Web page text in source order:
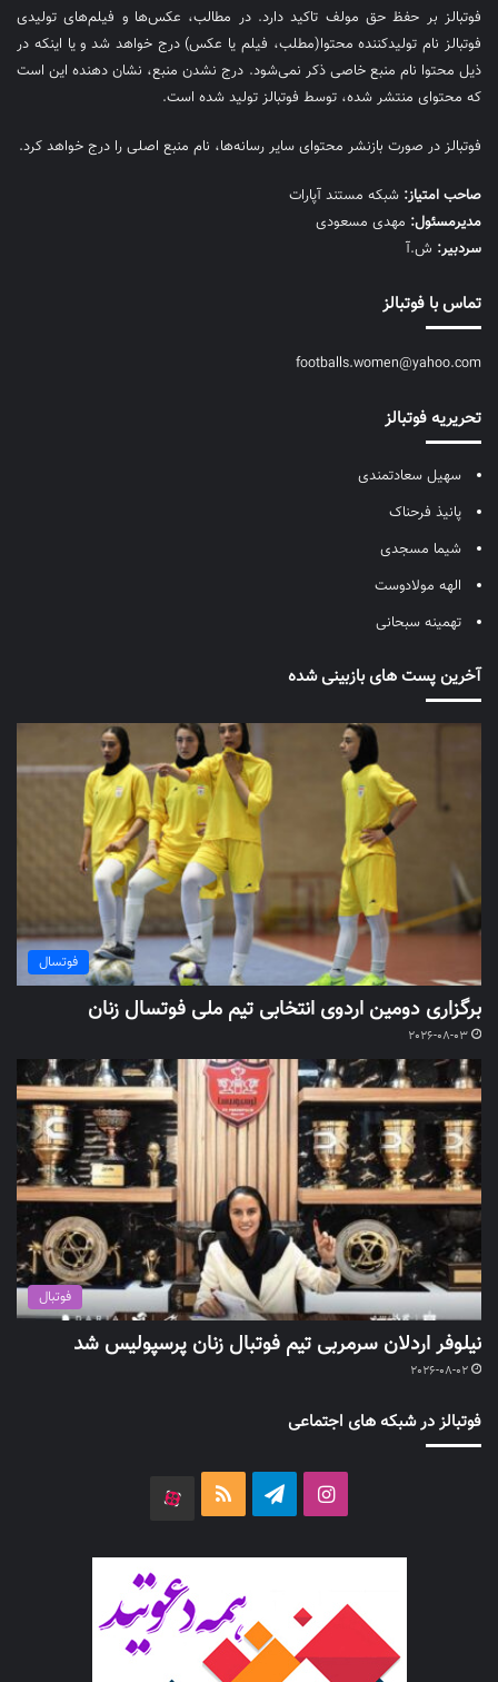
فوتبالز بر حفظ حق مولف تاکید دارد. در مطالب، عکس‌ها و فیلم‌های تولیدی
فوتبالز نام تولیدکننده محتوا(مطلب، فیلم یا عکس) درج خواهد شد و یا اینکه در
ذیل محتوا نام منبع خاصی ذکر نمی‌‎شود. درج نشدن منبع، نشان دهنده این است
که محتوای منتشر شده، توسط فوتبالز تولید شده است.
فوتبالز در صورت بازنشر محتوای سایر رسانه‌ها، نام منبع اصلی را درج خواهد کرد.
صاحب امتیاز: شبکه مستند آپارات
مديرمسئول: مهدی مسعودی
سردبیر: ش.آ
تماس با فوتبالز
footballs.women@yahoo.com
تحریریه فوتبالز
سهیل سعادتمندی
پانیذ فرحناک
شیما مسجدی
الهه مولادوست
تهمینه سبحانی
آخرین پست های بازبینی شده
فوتسال
برگزاری دومین اردوی انتخابی تیم ملی فوتسال زنان
2026-08-03
فوتبال
نیلوفر اردلان سرمربی تیم فوتبال زنان پرسپولیس شد
2026-08-02
فوتبالز در شبکه های اجتماعی
اینستاگرامتلگرام خوراک